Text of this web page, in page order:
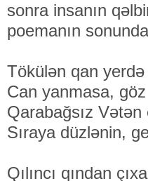
sonra insanın
poemanın
Tökülən qan
Can yanmasa,
Qarabağsız Vətən
Sıraya düzlənin,
Qılıncı qından